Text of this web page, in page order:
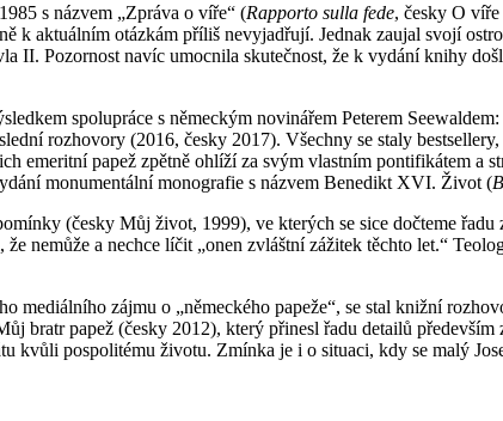
s názvem „Zpráva o víře“ (Rapporto sulla fede, česky O
k aktuálním otázkám příliš nevyjadřují. Jednak zaujal svojí
II. Pozornost navíc umocnila skutečnost, že k vydání knihy
spolupráce s německým novinářem Peterem
rozhovory (2016, česky 2017). Všechny se staly
emeritní papež zpětně ohlíží za svým vlastním pontifikátem a
monumentální monografie s názvem Benedikt XVI. Život (
(česky Můj život, 1999), ve kterých se sice dočteme
nemůže a nechce líčit „onen zvláštní zážitek těchto let.“
zájmu o „německého papeže“, se stal knižní
bratr papež (česky 2012), který přinesl řadu detailů
kvůli pospolitému životu. Zmínka je i o situaci, kdy se malý